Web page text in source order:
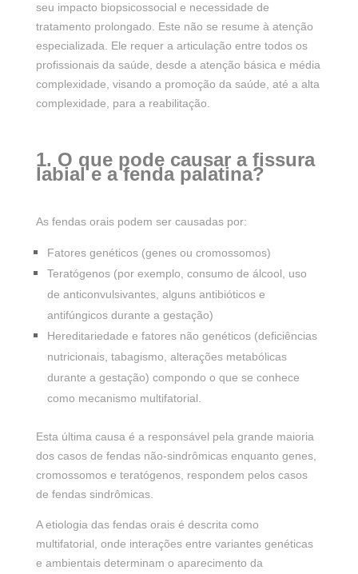
seu impacto biopsicossocial e necessidade de
tratamento prolongado. Este não se resume à atenção
especializada. Ele requer a articulação entre todos os
profissionais da saúde, desde a atenção básica e média
complexidade, visando a promoção da saúde, até a alta
complexidade, para a reabilitação.
1. O que pode causar a fissura
labial e a fenda palatina?
As fendas orais podem ser causadas por:
Fatores genéticos (genes ou cromossomos)
Teratógenos (por exemplo, consumo de álcool, uso
de anticonvulsivantes, alguns antibióticos e
antifúngicos durante a gestação)
Hereditariedade e fatores não genéticos (deficiências
nutricionais, tabagismo, alterações metabólicas
durante a gestação) compondo o que se conhece
como mecanismo multifatorial.
Esta última causa é a responsável pela grande maioria
dos casos de fendas não-sindrômicas enquanto genes,
cromossomos e teratógenos, respondem pelos casos
de fendas sindrômicas.
A etiologia das fendas orais é descrita como
multifatorial, onde interações entre variantes genéticas
e ambientais determinam o aparecimento da